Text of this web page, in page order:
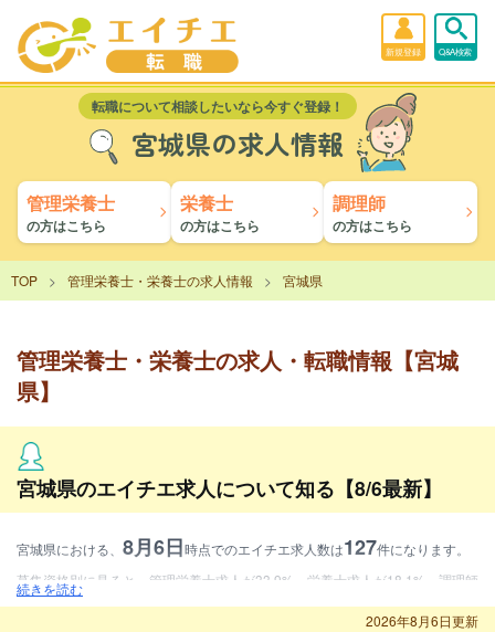
新規登録 Q&A検索
転職について相談したいなら今すぐ登録！
宮城県の求人情報
管理栄養士
の方はこちら
栄養士
の方はこちら
調理師
の方はこちら
TOP 管理栄養士・栄養士の求人情報 宮城県
管理栄養士・栄養士の求人・転職情報【宮城
県】
宮城県のエイチエ求人について知る【8/6最新】
宮城県における、 8月6日時点でのエイチエ求人数は127件になります。
募集資格別に見ると、管理栄養士求人が33.9%、栄養士求人が18.1%、調理師
求人が48%となります。
続きを読む
2026年8月6日更新